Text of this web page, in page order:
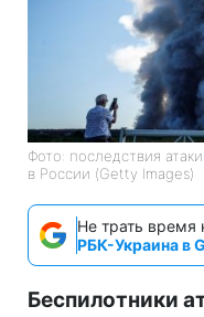
Фото: последствия
в России (Getty Images)
Не трать время
РБК-Украина в
Беспилотники